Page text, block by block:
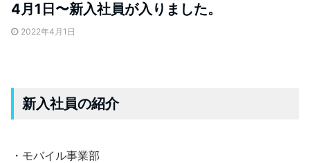
4月1日〜新入社員が入りました。
2022年4月1日
新入社員の紹介
・モバイル事業部